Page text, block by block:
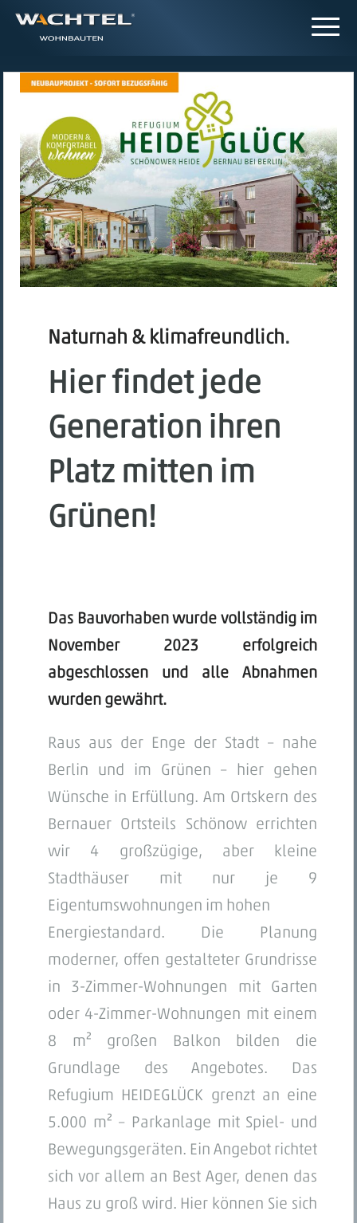
Naturnah & klimafreundlich.
Hier findet jede
Generation ihren
Platz mitten im
Grünen!
Das Bauvorhaben wurde vollständig im
November 2023 erfolgreich
abgeschlossen und alle Abnahmen
wurden gewährt.
Raus aus der Enge der Stadt – nahe
Berlin und im Grünen – hier gehen
Wünsche in Erfüllung. Am Ortskern des
Bernauer Ortsteils Schönow errichten
wir 4 großzügige, aber kleine
Stadthäuser mit nur je 9
Eigentumswohnungen im hohen
Energiestandard. Die Planung
moderner, offen gestalteter Grundrisse
in 3-Zimmer-Wohnungen mit Garten
oder 4-Zimmer-Wohnungen mit einem
8 m² großen Balkon bilden die
Grundlage des Angebotes. Das
Refugium HEIDEGLÜCK grenzt an eine
5.000 m² – Parkanlage mit Spiel- und
Bewegungsgeräten. Ein Angebot richtet
sich vor allem an Best Ager, denen das
Haus zu groß wird. Hier können Sie sich